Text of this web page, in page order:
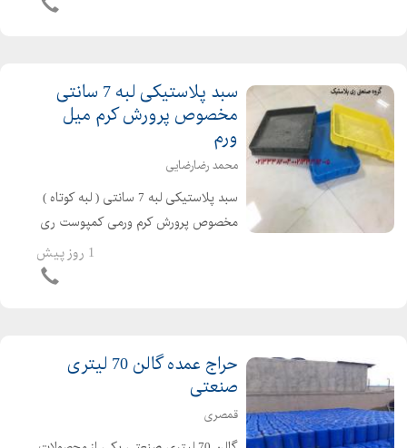
سبد پلاستیکی لبه 7 سانتی
مخصوص پرورش کرم میل
ورم
محمد رضارضایی
سبد پلاستیکی لبه 7 سانتی ( لبه کوتاه )
مخصوص پرورش کرم ورمی کمپوست ری
پلاستیک تنها تولید کننده سبدهای لبه
کوتاه 7 سانتی مخصوص پرورش کرم میل
1 روز پیش
حراج عمده گالن 70 لیتری
صنعتی
قمصری